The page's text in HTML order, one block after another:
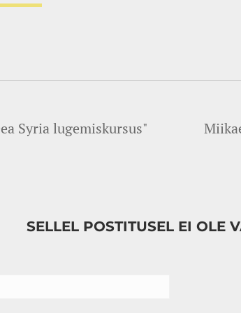
Syria lugemiskursus"
SELLEL POSTITUSEL EI OLE